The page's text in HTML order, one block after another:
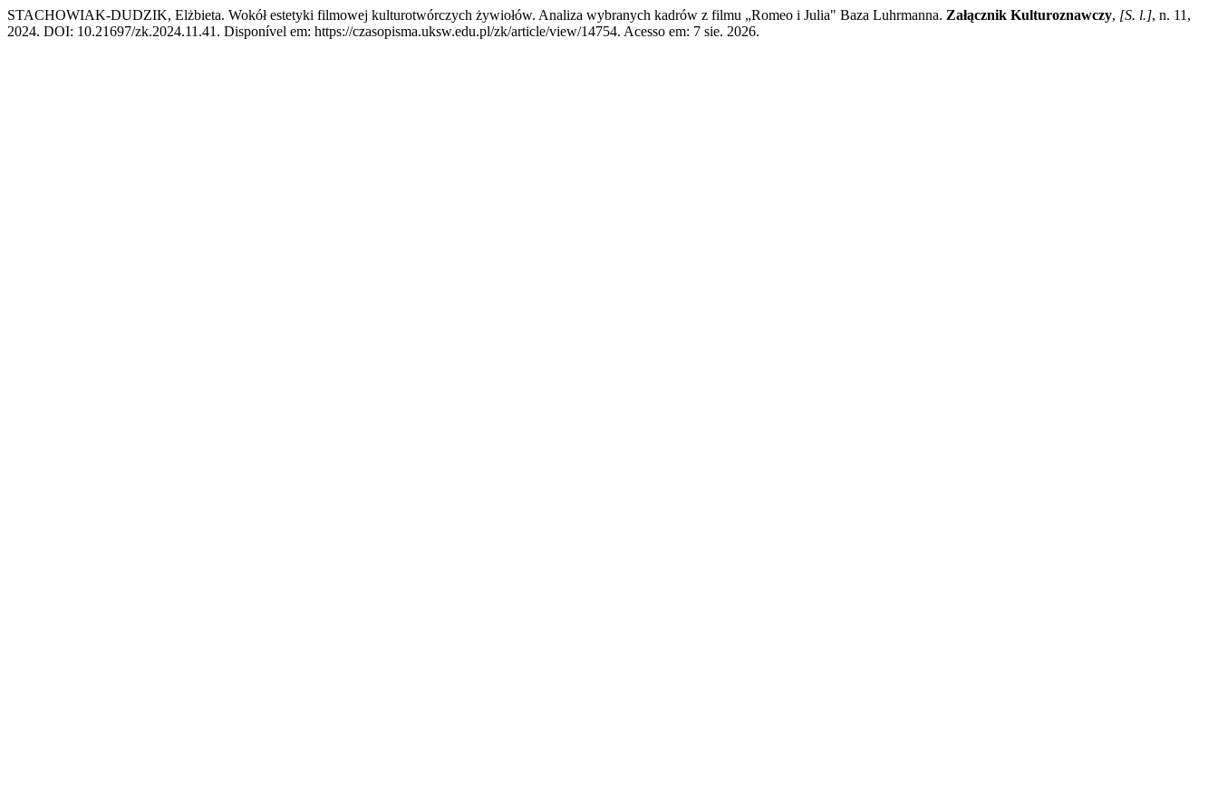
STACHOWIAK-DUDZIK, Elżbieta. Wokół estetyki filmowej kulturotwórczych żywiołów. Analiza wybranych kadrów z filmu „Romeo i Julia" Baza Luhrmanna. Załącznik Kulturoznawczy, [S. l.], n. 11,
2024. DOI: 10.21697/zk.2024.11.41. Disponível em: https://czasopisma.uksw.edu.pl/zk/article/view/14754. Acesso em: 7 sie. 2026.